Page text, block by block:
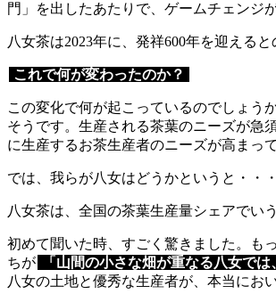
門」を出したあたりで、ゲームチェンジ
八女茶は2023年に、発祥600年を迎える
これで何が変わったのか？
この変化で何が起こっているのでしょう
そうです。生産される茶葉のニーズが急
に生産するお茶生産者のニーズが高まっ
では、我らが八女はどうかというと・・・
八女茶は、全国の茶葉生産量シェアでい
初めて聞いた時、すごく驚きました。も
ちが
「山間の小さな畑が重なる八女で
八女の土地と優秀な生産者が、本当にお